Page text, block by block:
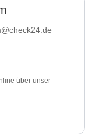
über unser